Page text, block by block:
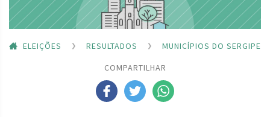
ELEIÇÕES RESULTADOS
MUNICÍPIOS DO SERGIPE
COMPARTILHAR